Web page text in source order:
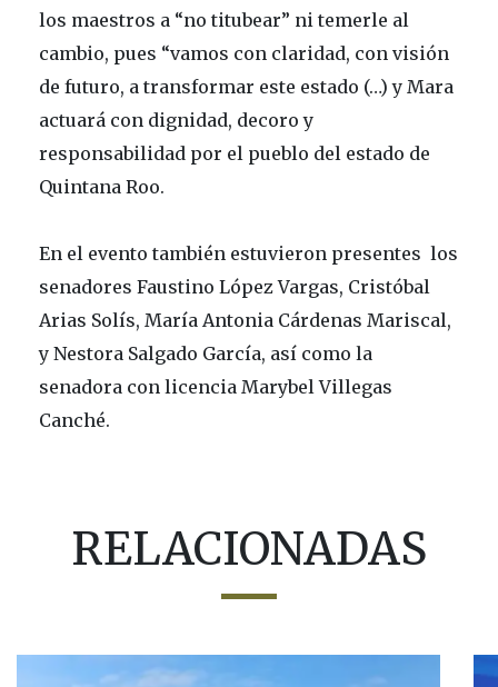
los maestros a “no titubear” ni temerle al
cambio, pues “vamos con claridad, con visión
de futuro, a transformar este estado (…) y Mara
actuará con dignidad, decoro y
responsabilidad por el pueblo del estado de
Quintana Roo.
En el evento también estuvieron presentes los
senadores Faustino López Vargas, Cristóbal
Arias Solís, María Antonia Cárdenas Mariscal,
y Nestora Salgado García, así como la
senadora con licencia Marybel Villegas
Canché.
RELACIONADAS